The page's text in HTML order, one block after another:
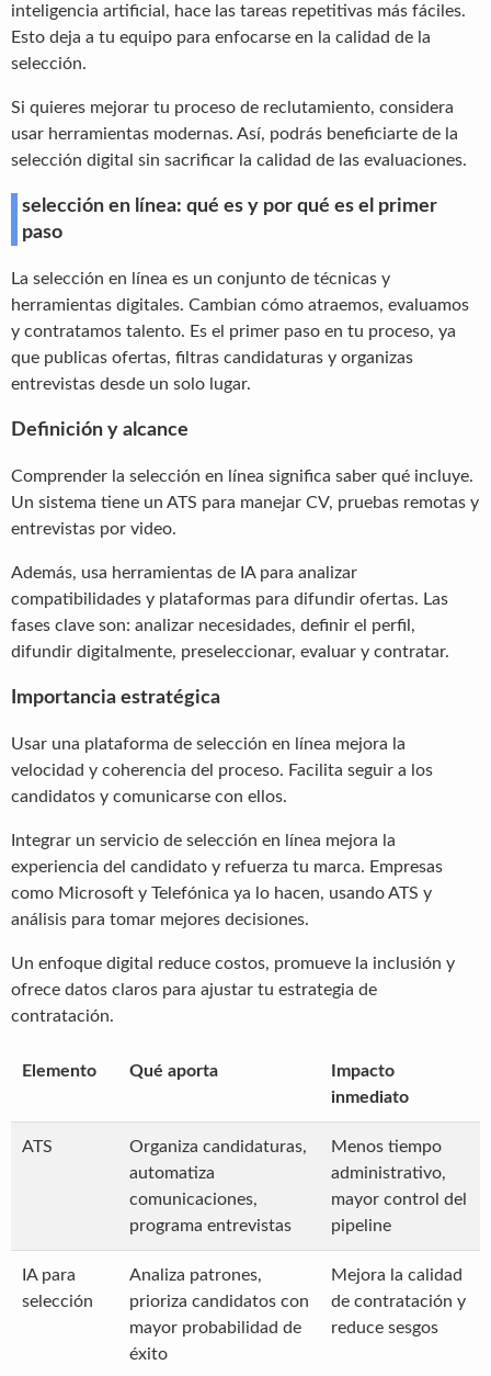
inteligencia artificial, hace las tareas repetitivas más fáciles.
Esto deja a tu equipo para enfocarse en la calidad de la
selección.
Si quieres mejorar tu proceso de reclutamiento, considera
usar herramientas modernas. Así, podrás beneficiarte de la
selección digital sin sacrificar la calidad de las evaluaciones.
selección en línea: qué es y por qué es el primer
paso
La selección en línea es un conjunto de técnicas y
herramientas digitales. Cambian cómo atraemos, evaluamos
y contratamos talento. Es el primer paso en tu proceso, ya
que publicas ofertas, filtras candidaturas y organizas
entrevistas desde un solo lugar.
Definición y alcance
Comprender la selección en línea significa saber qué incluye.
Un sistema tiene un ATS para manejar CV, pruebas remotas y
entrevistas por video.
Además, usa herramientas de IA para analizar
compatibilidades y plataformas para difundir ofertas. Las
fases clave son: analizar necesidades, definir el perfil,
difundir digitalmente, preseleccionar, evaluar y contratar.
Importancia estratégica
Usar una plataforma de selección en línea mejora la
velocidad y coherencia del proceso. Facilita seguir a los
candidatos y comunicarse con ellos.
Integrar un servicio de selección en línea mejora la
experiencia del candidato y refuerza tu marca. Empresas
como Microsoft y Telefónica ya lo hacen, usando ATS y
análisis para tomar mejores decisiones.
Un enfoque digital reduce costos, promueve la inclusión y
ofrece datos claros para ajustar tu estrategia de
contratación.
Elemento Qué aporta
Impacto
inmediato
ATS
Organiza candidaturas,
automatiza
comunicaciones,
programa entrevistas
Menos tiempo
administrativo,
mayor control del
pipeline
IA para
selección
Analiza patrones,
prioriza candidatos con
mayor probabilidad de
éxito
Mejora la calidad
de contratación y
reduce sesgos